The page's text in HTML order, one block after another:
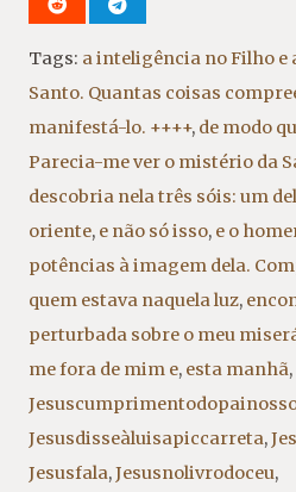
Tags: a inteligência no Filho
Santo. Quantas coisas
manifestá-lo. ++++, de modo
Parecia-me ver o mistério da
descobria nela três sóis: um
oriente, e não só isso, e o
potências à imagem dela.
quem estava naquela luz,
perturbada sobre o meu
me fora de mim e, esta manhã,
Jesusdisseàluisapiccarreta,
Jesusfala,Jesusnolivrodoceu,